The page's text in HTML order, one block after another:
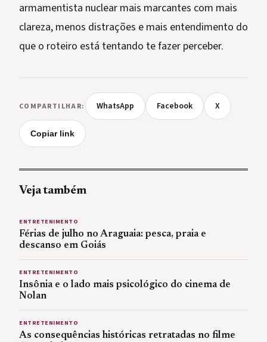
armamentista nuclear mais marcantes com mais
clareza, menos distrações e mais entendimento do
que o roteiro está tentando te fazer perceber.
COMPARTILHAR: WhatsApp Facebook X
Copiar link
Veja também
ENTRETENIMENTO
Férias de julho no Araguaia: pesca, praia e
descanso em Goiás
ENTRETENIMENTO
Insônia e o lado mais psicológico do cinema de
Nolan
ENTRETENIMENTO
As consequências históricas retratadas no filme